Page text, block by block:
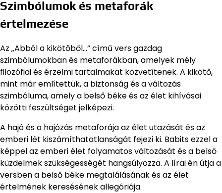
Szimbólumok és metaforák
értelmezése
Az „Abból a kikötőből…” című vers gazdag
szimbólumokban és metaforákban, amelyek mély
filozófiai és érzelmi tartalmakat közvetítenek. A kikötő,
mint már említettük, a biztonság és a változás
szimbóluma, amely a belső béke és az élet kihívásai
közötti feszültséget jelképezi.
A hajó és a hajózás metaforája az élet utazását és az
emberi lét kiszámíthatatlanságát fejezi ki. Babits ezzel a
képpel az emberi élet folyamatos változását és a belső
küzdelmek szükségességét hangsúlyozza. A lírai én útja a
versben a belső béke megtalálásának és az élet
értelmének keresésének allegóriája.